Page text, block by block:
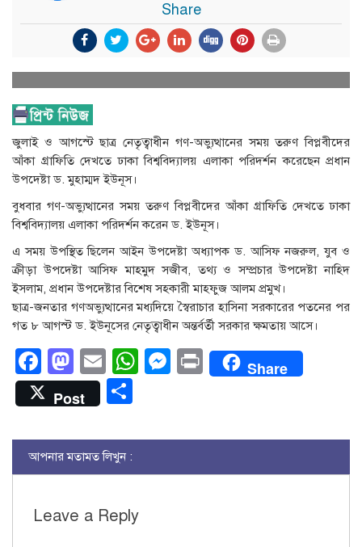
Share
জুলাই ও আগস্টে ছাত্র নেতৃত্বাধীন গণ-অভ্যুত্থানের সময় তরুণ বিপ্লবীদের
আঁকা গ্রাফিতি দেখতে ঢাকা বিশ্ববিদ্যালয় এলাকা পরিদর্শন করেছেন প্রধান
উপদেষ্টা ড. মুহাম্মদ ইউনূস।
বুধবার গণ-অভ্যুত্থানের সময় তরুণ বিপ্লবীদের আঁকা গ্রাফিতি দেখতে ঢাকা
বিশ্ববিদ্যালয় এলাকা পরিদর্শন করেন ড. ইউনূস।
এ সময় উপস্থিত ছিলেন আইন উপদেষ্টা অধ্যাপক ড. আসিফ নজরুল, যুব ও
ক্রীড়া উপদেষ্টা আসিফ মাহমুদ সজীব, তথ্য ও সম্প্রচার উপদেষ্টা নাহিদ
ইসলাম, প্রধান উপদেষ্টার বিশেষ সহকারী মাহফুজ আলম প্রমুখ।
ছাত্র-জনতার গণঅভ্যুত্থানের মধ্যদিয়ে স্বৈরাচার হাসিনা সরকারের পতনের পর
গত ৮ আগস্ট ড. ইউনূসের নেতৃত্বাধীন অন্তর্বর্তী সরকার ক্ষমতায় আসে।
Facebook
Mastodon
EmailWhatsApp
Messenger
PrintShare
Post
আপনার মতামত লিখুন :
Leave a Reply